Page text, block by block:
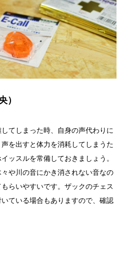
）
てしまった時、自身の声代わりに
を出すと体力を消耗してしまうた
ッスルを常備しておきましょう。
や川の音にかき消されない音なの
らいやすいです。ザックのチェス
ている場合もありますので、確認